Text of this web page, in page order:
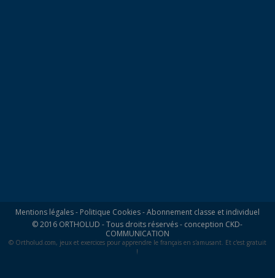
Mentions légales- Politique Cookies-Abonnement classe et individuel
© 2016 ORTHOLUD - Tous droits réservés - conception CKD-
COMMUNICATION
© Ortholud.com, jeux et exercices pour apprendre le français en s'amusant. Et c'est gratuit
!